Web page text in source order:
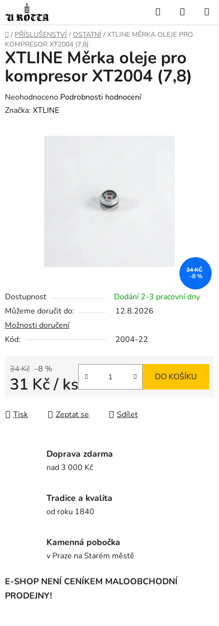
na
obsah
Hledat
KOŠÍK
DOMŮ
/ PŘÍSLUŠENSTVÍ / OSTATNÍ / XTLINE MĚRKA OLEJE PRO
KOMPRESOR XT2004 (7,8)
Dostupnost
Dodání 2-3 pracovní dny
Můžeme doručit do:
12.8.2026
Možnosti doručení
Kód:
2004-22
34 Kč –8 %
31 Kč/ ks DO KOŠÍKU
Tisk Zeptat se Sdílet
XTLINE Měrka oleje pro
kompresor XT2004 (7,8)
Průměrné
hodnocení
Neohodnoceno Podrobnosti hodnocení
Značka: XTLINE
34 KČ
–8 %
Doprava zdarma
nad 3 000 Kč
Tradice a kvalita
od roku 1840
Kamenná pobočka
v Praze na Starém městě
E-SHOP NENÍ CENÍKEM MALOOBCHODNÍ
PRODEJNY!